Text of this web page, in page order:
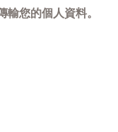
輸您的個人資料。